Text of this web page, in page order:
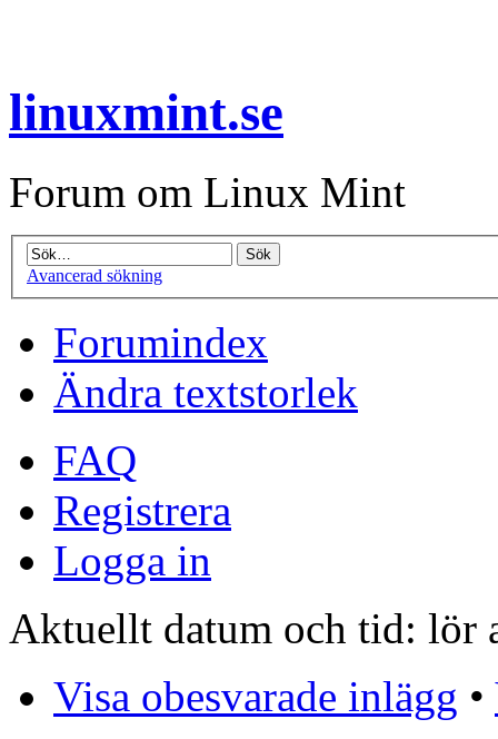
linuxmint.se
Forum om Linux Mint
Avancerad sökning
Forumindex
Ändra textstorlek
FAQ
Registrera
Logga in
Aktuellt datum och tid: lör
Visa obesvarade inlägg •